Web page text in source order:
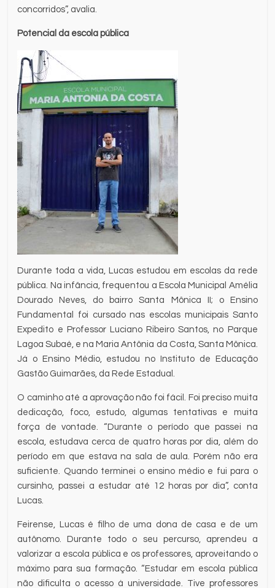
concorridos”, avalia.
Potencial da escola pública
Durante toda a vida, Lucas estudou em escolas da rede
pública. Na infância, frequentou a Escola Municipal Amélia
Dourado Neves, do bairro Santa Mônica II; o Ensino
Fundamental foi cursado nas escolas municipais Santo
Expedito e Professor Luciano Ribeiro Santos, no Parque
Lagoa Subaé, e na Maria Antônia da Costa, Santa Mônica.
Já o Ensino Médio, estudou no Instituto de Educação
Gastão Guimarães, da Rede Estadual.
O caminho até a aprovação não foi fácil. Foi preciso muita
dedicação, foco, estudo, algumas tentativas e muita
força de vontade. “Durante o período que passei na
escola, estudava cerca de quatro horas por dia, além do
período em que estava na sala de aula. Porém não era
suficiente. Quando terminei o ensino médio e fui para o
cursinho, passei a estudar até 12 horas por dia”, conta
Lucas.
Feirense, Lucas é filho de uma dona de casa e de um
autônomo. Durante todo o seu percurso, aprendeu a
valorizar a escola pública e os professores, aproveitando o
máximo para sua formação. “Estudar em escola pública
não dificulta o acesso à universidade. Tive professores